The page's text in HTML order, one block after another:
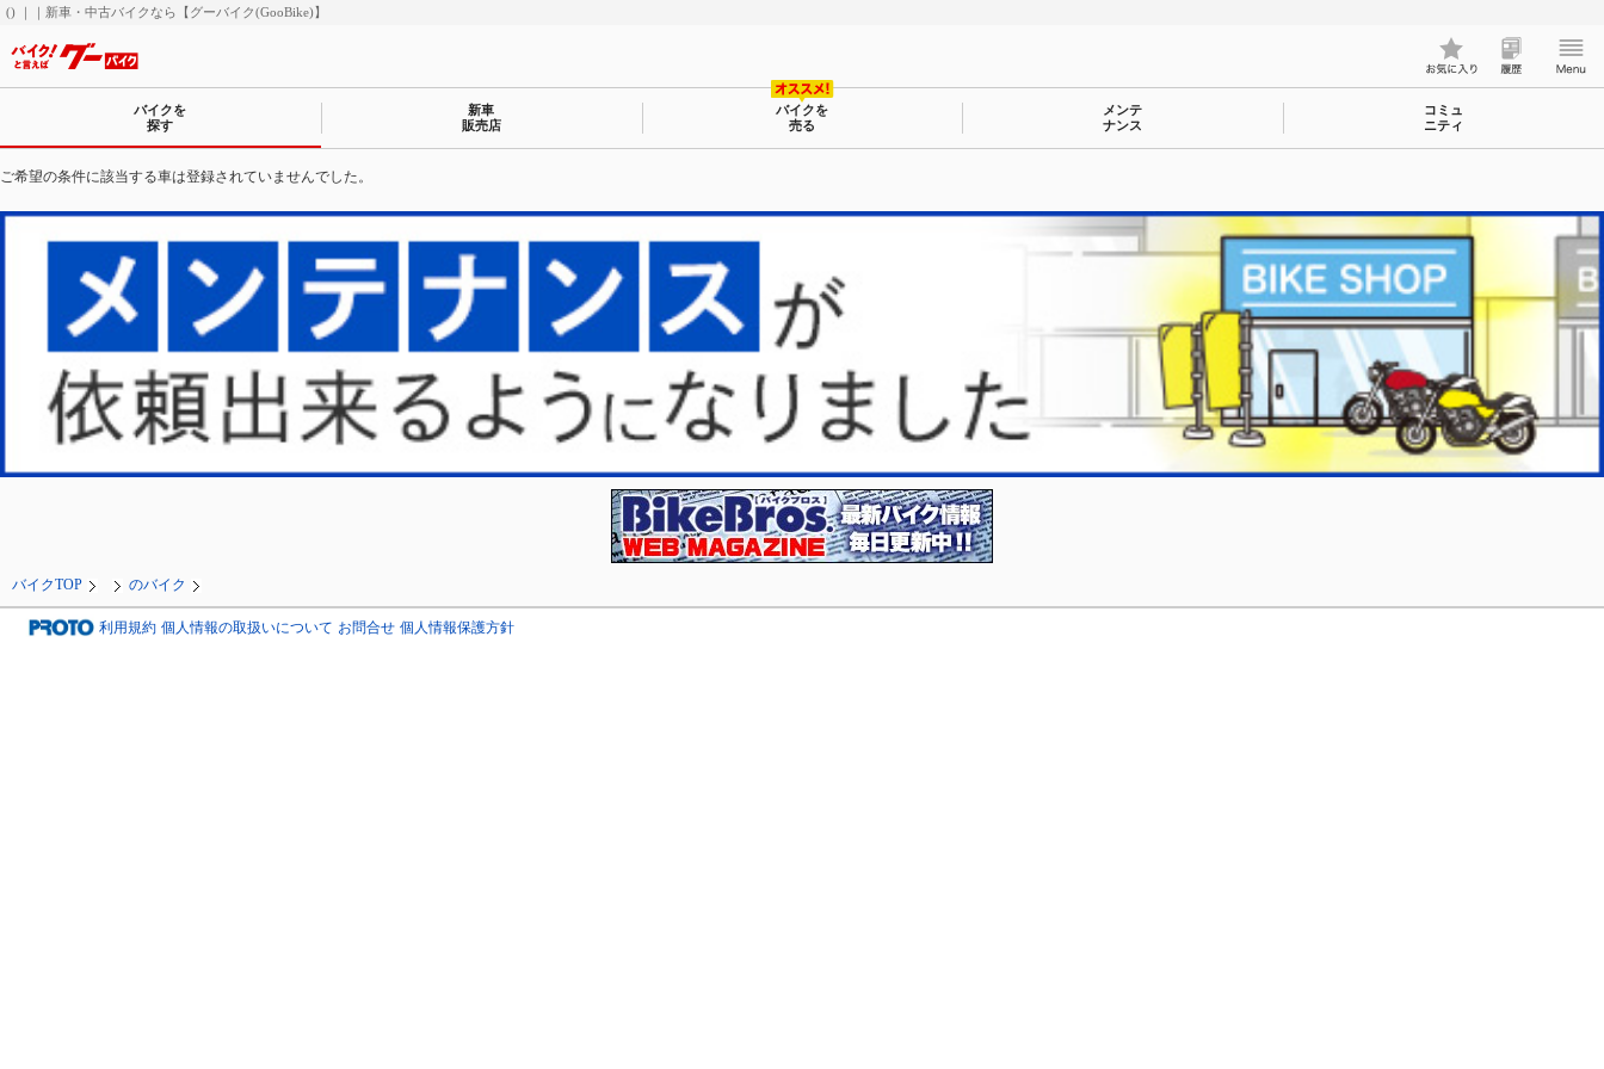
() ｜｜新車・中古バイクなら【グーバイク(GooBike)】
バイクを
探す
新車
販売店
バイクを
売る
メンテ
ナンス
コミュ
ニティ
ご希望の条件に該当する車は登録されていませんでした。
バイクTOP のバイク
利用規約 個人情報の取扱いについて お問合せ 個人情報保護方針